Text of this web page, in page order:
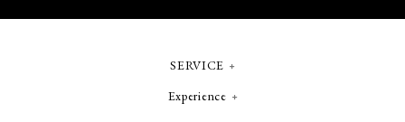
SERVICE
Experience